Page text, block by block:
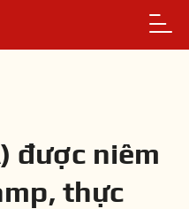
được niêm
thực